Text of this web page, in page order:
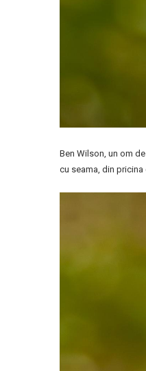
Ben Wilson, un om
cu seama, din